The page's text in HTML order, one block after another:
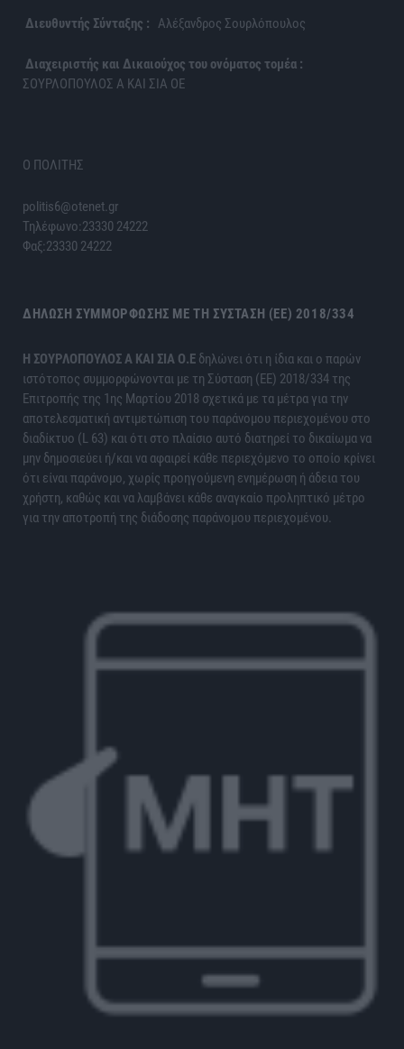
Διευθυντής Σύνταξης : Αλέξανδρος Σουρλόπουλος
Διαχειριστής και Δικαιούχος του ονόματος τομέα :
ΣΟΥΡΛΟΠΟΥΛΟΣ Α ΚΑΙ ΣΙΑ ΟΕ
Ο ΠΟΛΙΤΗΣ
politis6@otenet.gr
Τηλέφωνο:23330 24222
Φαξ:23330 24222
ΔΉΛΩΣΗ ΣΥΜΜΌΡΦΩΣΗΣ ΜΕ ΤΗ ΣΎΣΤΑΣΗ (ΕΕ) 2018/334
H ΣΟΥΡΛΟΠΟΥΛΟΣ Α ΚΑΙ ΣΙΑ Ο.Ε δηλώνει ότι η ίδια και ο παρών
ιστότοπος συμμορφώνονται με τη Σύσταση (ΕΕ) 2018/334 της
Επιτροπής της 1ης Μαρτίου 2018 σχετικά με τα μέτρα για την
αποτελεσματική αντιμετώπιση του παράνομου περιεχομένου στο
διαδίκτυο (L 63) και ότι στο πλαίσιο αυτό διατηρεί το δικαίωμα να
μην δημοσιεύει ή/και να αφαιρεί κάθε περιεχόμενο το οποίο κρίνει
ότι είναι παράνομο, χωρίς προηγούμενη ενημέρωση ή άδεια του
χρήστη, καθώς και να λαμβάνει κάθε αναγκαίο προληπτικό μέτρο
για την αποτροπή της διάδοσης παράνομου περιεχομένου.